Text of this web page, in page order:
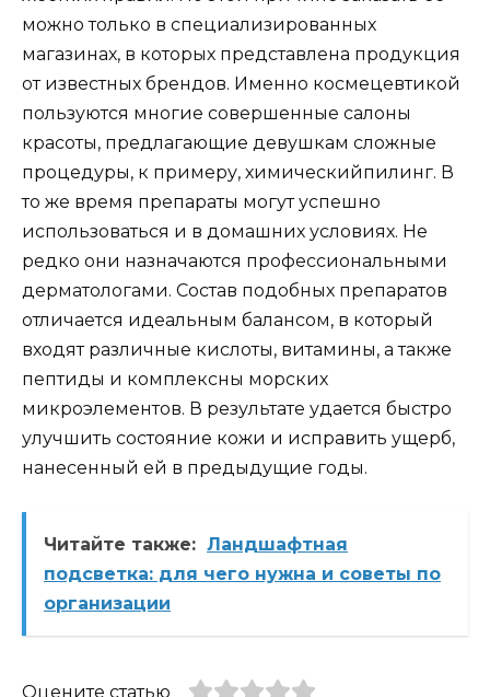
можно только в специализированных
магазинах, в которых представлена продукция
от известных брендов. Именно космецевтикой
пользуются многие совершенные салоны
красоты, предлагающие девушкам сложные
процедуры, к примеру, химическийпилинг. В
то же время препараты могут успешно
использоваться и в домашних условиях. Не
редко они назначаются профессиональными
дерматологами. Состав подобных препаратов
отличается идеальным балансом, в который
входят различные кислоты, витамины, а также
пептиды и комплексны морских
микроэлементов. В результате удается быстро
улучшить состояние кожи и исправить ущерб,
нанесенный ей в предыдущие годы.
Читайте также: Ландшафтная
подсветка: для чего нужна и советы по
организации
Оцените статью